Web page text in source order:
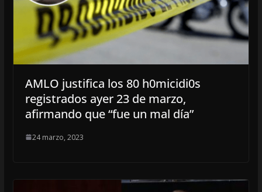
AMLO justifica los 80 h0micidi0s
registrados ayer 23 de marzo,
afirmando que “fue un mal día”
24 marzo, 2023